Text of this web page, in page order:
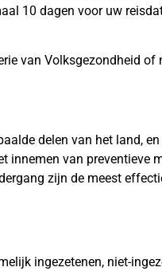
10 dagen voor uw
van Volksgezondheid of
delen van het land,
innemen van preventieve
zijn de meest
ingezetenen, niet-